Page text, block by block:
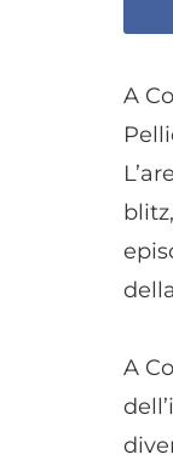
A
A